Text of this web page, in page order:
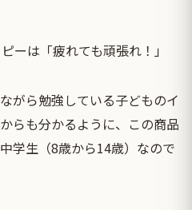
ーは「疲れても頑張れ！」
がら勉強している子どものイ
らも分かるように、この商品
学生（8歳から14歳）なので